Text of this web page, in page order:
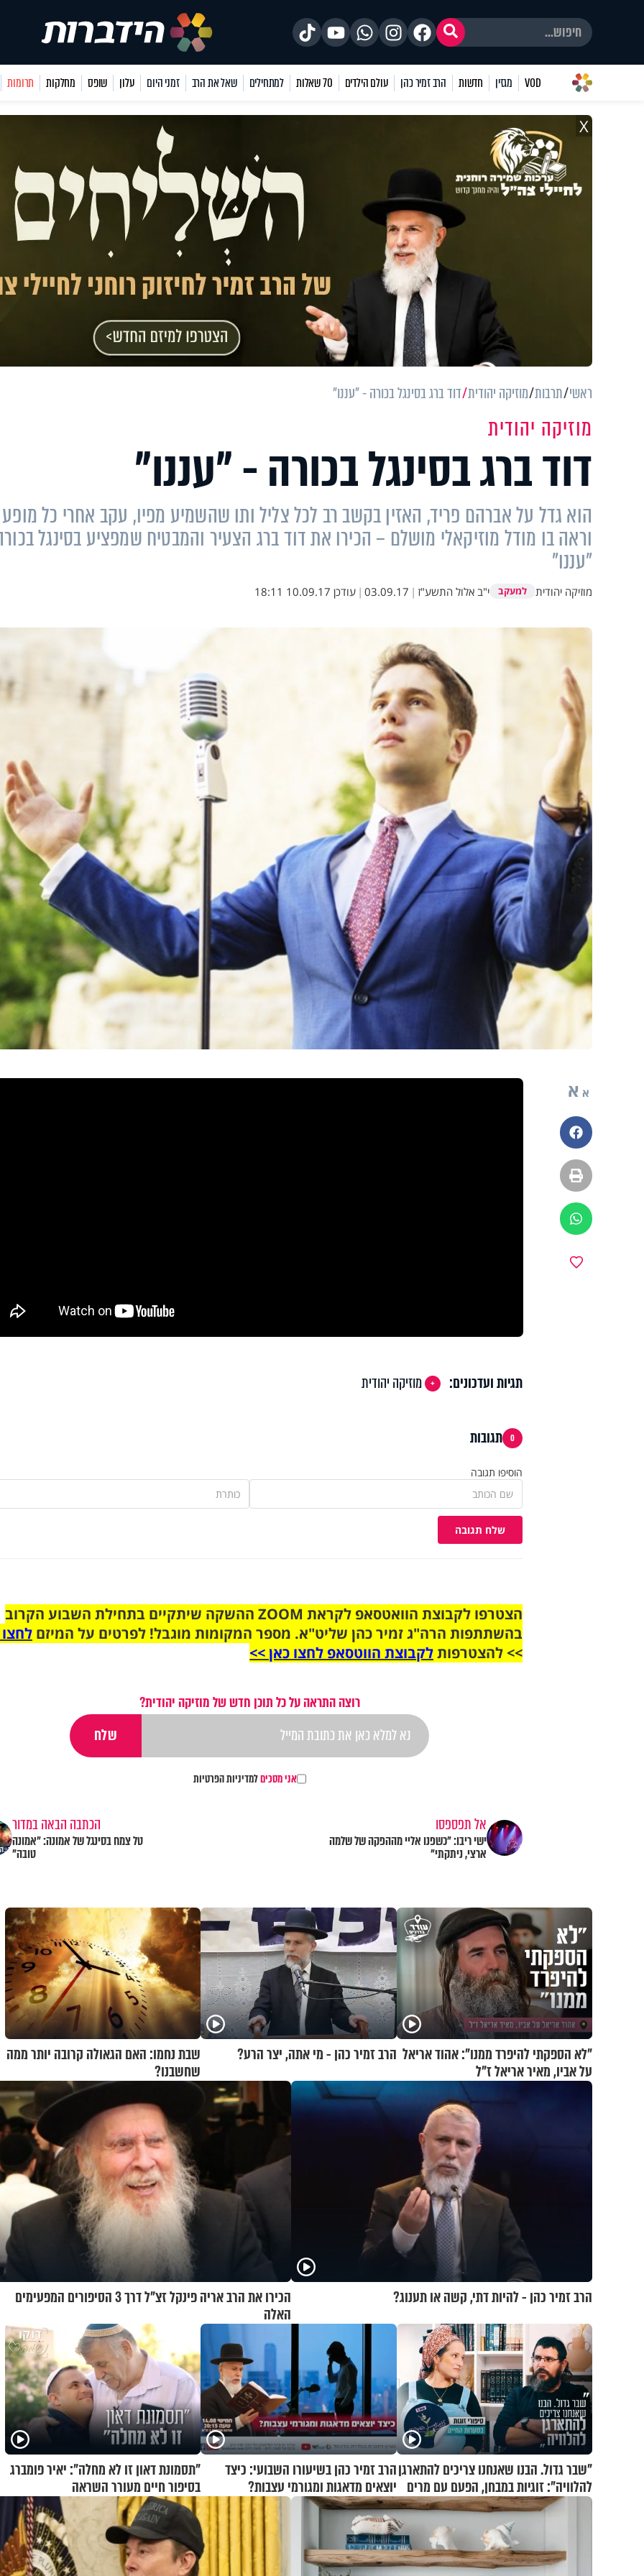
VOD מגזין חדשות הרב זמיר כהן עולם הילדים 70 שאלות למתחילים שאל את הרב זמני היום עלון שופס מחלקות תרומות
X
ראשי תרבות מוזיקה יהודית דוד ברג בסינגל בכורה - "עננו"
מוזיקה יהודית
דוד ברג בסינגל בכורה - "עננו"
הוא גדל על אברהם פריד, האזין בקשב רב לכל צליל ותו שהשמיע מפיו, עקב אחרי כל מופע
וראה בו מודל מוזיקאלי מושלם – הכירו את דוד ברג הצעיר והמבטיח שמפציע בסינגל
"עננו"
מוזיקה יהודית למעקב י"ב אלול התשע"ז |
03.09.17
| עודכן 10.09.17 18:11
א א
פייסבוק
הדפסה
ווטסאפ
תגיות ועדכונים: מוזיקה יהודית
0 תגובות
הוסיפו תגובה
שלח תגובה
הצטרפו לקבוצת הוואטסאפ לקראת ZOOM ההשקה שיתקיים בתחילת השבוע הקרוב
בהשתתפות הרה"ג זמיר כהן שליט"א. מספר המקומות מוגבל! לפרטים על המיזם
>> להצטרפותלקבוצת הווטסאפ לחצו כאן >>
רוצה התראה על כל תוכן חדש של מוזיקה יהודית?
אני מסכיםלמדיניות הפרטיות
אל תפספסו
ישי ריבו: "כשפנו אליי מההפקה של שלמה
ארצי, ניתקתי"
הכתבה הבאה במדור
טל צמח בסינגל של אמונה: "אמונה
טובה"
"לא הספקתי להיפרד ממנו": אהוד אריאל
על אביו, מאיר אריאל ז"ל
הרב זמיר כהן - מי אתה, יצר הרע?
שבת נחמו: האם הגאולה קרובה יותר ממה
שחשבנו?
הרב זמיר כהן - להיות דתי, קשה או תענוג?
הכירו את הרב אריה פינקל זצ"ל דרך 3 הסיפורים המפעימים
האלה
"שבר גדול. הבנו שאנחנו צריכים להתארגן
להלוויה": זוגיות במבחן, הפעם עם מרים
וגד דנינו
הרב זמיר כהן בשיעורו השבועי: כיצד
יוצאים מדאגות ומגורמי עצבות?
"תסמונת דאון זו לא מחלה": יאיר פומברג
בסיפור חיים מעורר השראה